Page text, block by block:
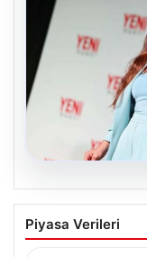
Yeni Parti
Özalper
Piyasa Verileri